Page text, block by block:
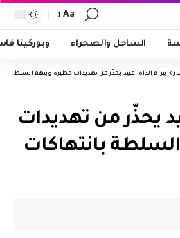
Aa
الساحل والصحراء وبوركينا
> بيرام الداه اعبيد يحذّر من تهديدات خطيرة ويتهم السلطة
يحذّر من تهديدات
بانتهاكات